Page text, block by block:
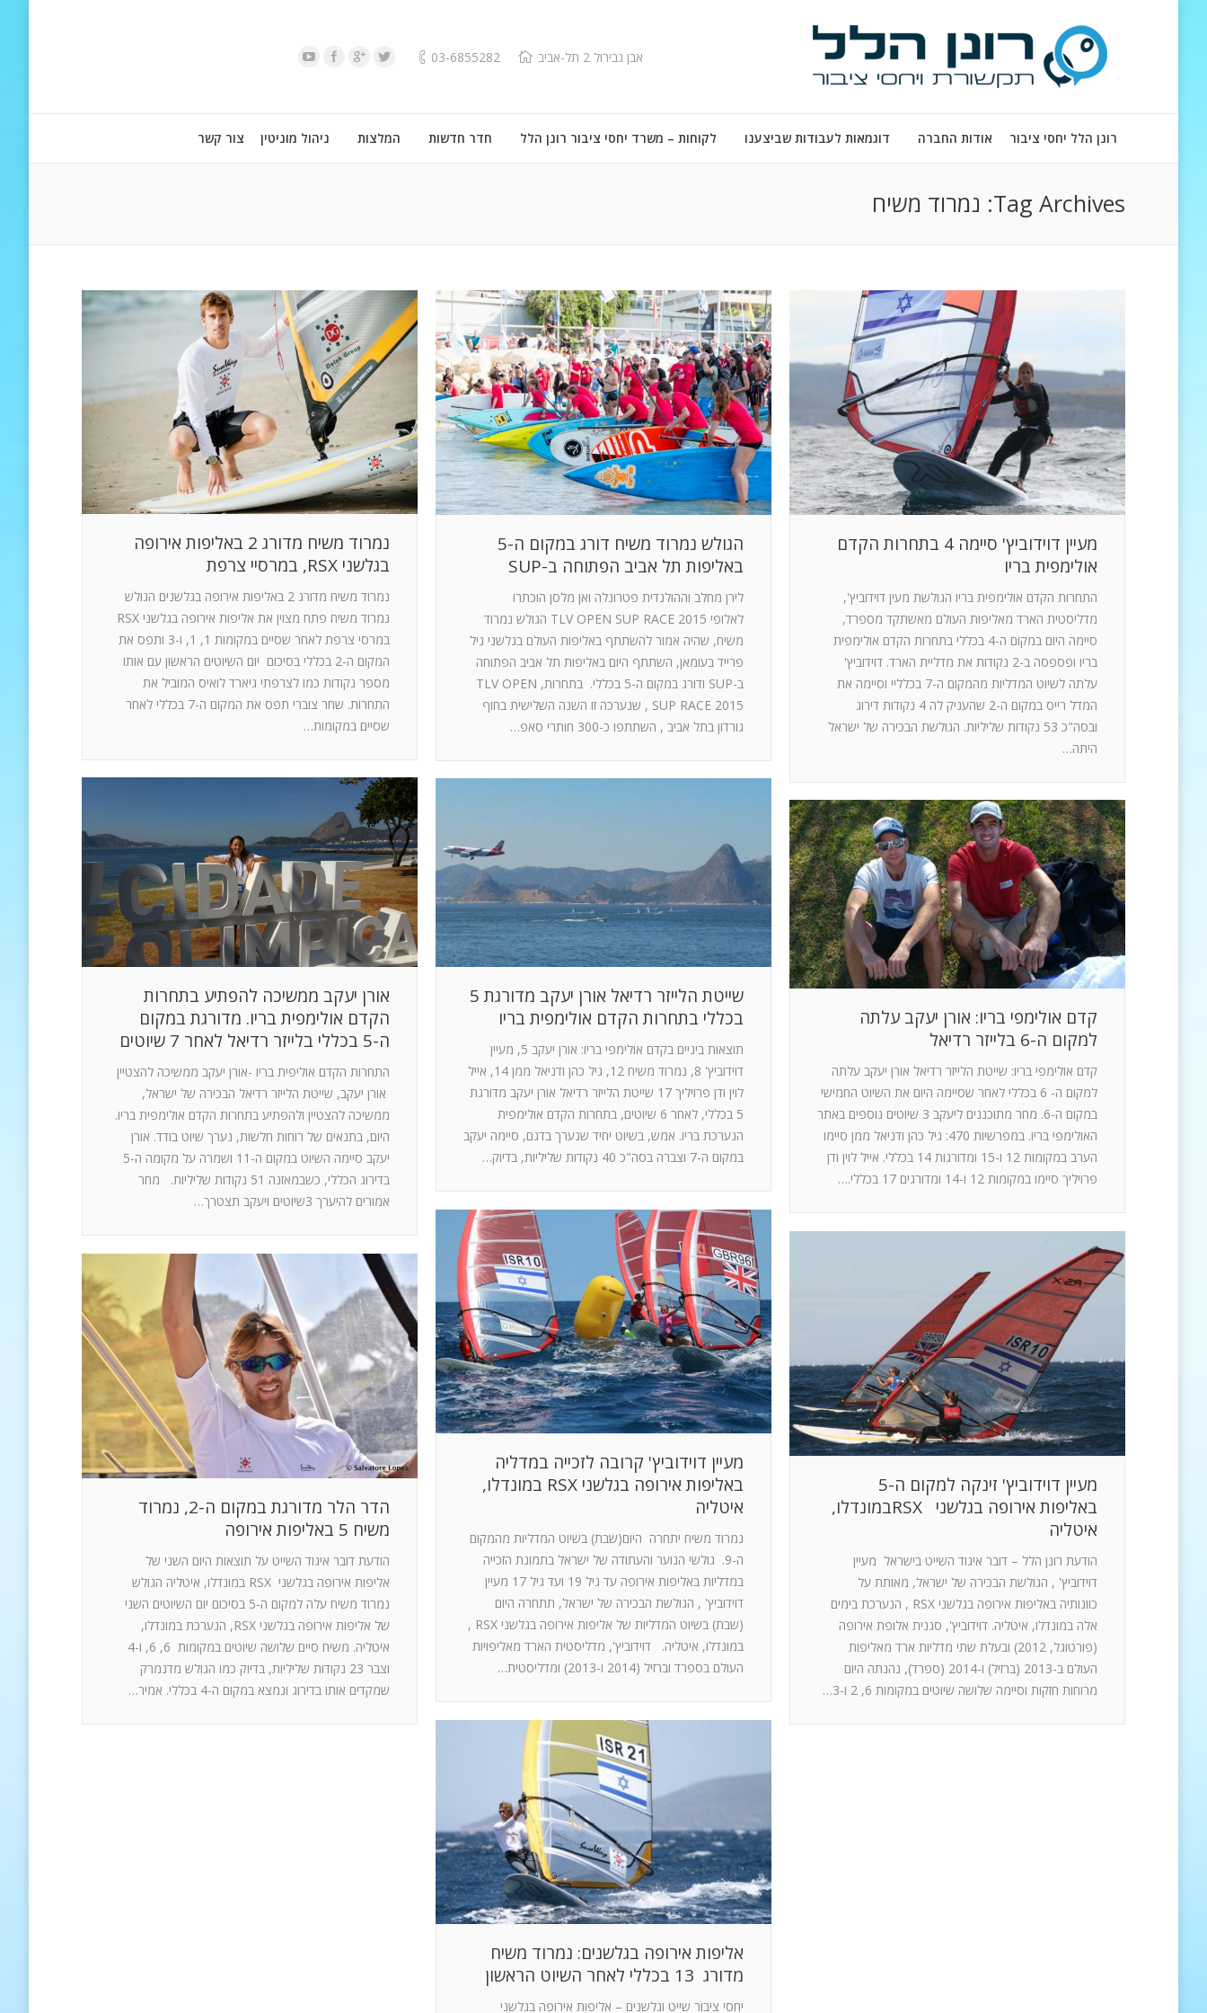
אבן גבירול 2 תל-אביב 03-6855282
רונן הלל יחסי ציבור אודות החברה דוגמאות לעבודות שביצענו לקוחות – משרד יחסי ציבור רונן הלל חדר חדשות המלצות ניהול מוניטין צור קשר
Tag Archives: נמרוד משיח
נמרוד משיח מדורג 2 באליפות אירופה
בגלשני RSX, במרסיי צרפת
נמרוד משיח מדורג 2 באליפות אירופה בגלשנים הגולש
נמרוד משיח פתח מצוין את אליפות אירופה בגלשני RSX
במרסי צרפת לאחר שסיים במקומות 1, 1, ו-3 ותפס את
המקום ה-2 בכללי בסיכום יום השיוטים הראשון עם אותו
מספר נקודות כמו לצרפתי גיארד לואיס המוביל את
התחרות. שחר צוברי תפס את המקום ה-7 בכללי לאחר
שסיים במקומות…
הגולש נמרוד משיח דורג במקום ה-5
באליפות תל אביב הפתוחה ב-SUP
לירן מחלב וההולנדית פטרונלה ואן מלסן הוכתרו
לאלופי TLV OPEN SUP RACE 2015 הגולש נמרוד
משיח, שהיה אמור להשתתף באליפות העולם בגלשני ניל
פרייד בעומאן, השתתף היום באליפות תל אביב הפתוחה
ב-SUP ודורג במקום ה-5 בכללי. בתחרות, TLV OPEN
SUP RACE 2015 , שנערכה זו השנה השלישית בחוף
גורדון בתל אביב , השתתפו כ-300 חותרי סאפ…
מעיין דוידוביץ' סיימה 4 בתחרות הקדם
אולימפית בריו
התחרות הקדם אולימפית בריו הגולשת מעין דוידוביץ',
מדליסטית הארד מאליפות העולם מאשתקד מספרד,
סיימה היום במקום ה-4 בכללי בתחרות הקדם אולימפית
בריו ופספסה ב-2 נקודות את מדליית הארד. דוידוביץ'
עלתה לשיוט המדליות מהמקום ה-7 בכלליי וסיימה את
המדל רייס במקום ה-2 שהעניק לה 4 נקודות דירוג
ובסה"כ 53 נקודות שליליות. הגולשת הבכירה של ישראל
היתה…
אורן יעקב ממשיכה להפתיע בתחרות
הקדם אולימפית בריו. מדורגת במקום
ה-5 בכללי בלייזר רדיאל לאחר 7 שיוטים
התחרות הקדם אוליפית בריו -אורן יעקב ממשיכה להצטיין
אורן יעקב, שייטת הלייזר רדיאל הבכירה של ישראל,
ממשיכה להצטיין ולהפתיע בתחרות הקדם אולימפית בריו.
היום, בתנאים של רוחות חלשות, נערך שיוט בודד. אורן
יעקב סיימה השיוט במקום ה-11 ושמרה על מקומה ה-5
בדירוג הכללי, כשבמאזנה 51 נקודות שליליות. מחר
אמורים להיערך 3שיוטים ויעקב תצטרך…
שייטת הלייזר רדיאל אורן יעקב מדורגת 5
בכללי בתחרות הקדם אולימפית בריו
תוצאות ביניים בקדם אולימפי בריו: אורן יעקב 5, מעיין
דוידוביץ' 8, נמרוד משיח 12, גיל כהן ודניאל ממן 14, אייל
לוין ודן פרויליך 17 שייטת הלייזר רדיאל אורן יעקב מדורגת
5 בכללי, לאחר 6 שיוטים, בתחרות הקדם אולימפית
הנערכת בריו. אמש, בשיוט יחיד שנערך בדגם, סיימה יעקב
במקום ה-7 וצברה בסה"כ 40 נקודות שליליות, בדיוק…
קדם אולימפי בריו: אורן יעקב עלתה
למקום ה-6 בלייזר רדיאל
קדם אולימפי בריו: שייטת הלייזר רדיאל אורן יעקב עלתה
למקום ה- 6 בכללי לאחר שסיימה היום את השיוט החמישי
במקום ה-6. מחר מתוכננים ליעקב 3 שיוטים נוספים באתר
האולימפי בריו. במפרשיות 470: גיל כהן ודניאל ממן סיימו
הערב במקומות 12 ו-15 ומדורגות 14 בכללי. אייל לוין ודן
פרויליך סיימו במקומות 12 ו-14 ומדורגים 17 בכללי.…
מעיין דוידוביץ' קרובה לזכייה במדליה
באליפות אירופה בגלשני RSX במונדלו,
איטליה
נמרוד משיח יתחרה היום(שבת) בשיוט המדליות מהמקום
ה-9. גולשי הנוער והעתודה של ישראל בתמונת הזכייה
במדליות באליפות אירופה עד גיל 19 ועד גיל 17 מעיין
דוידוביץ' , הגולשת הבכירה של ישראל, תתחרה היום
(שבת) בשיוט המדליות של אליפות אירופה בגלשני RSX ,
במונדלו, איטליה. דוידוביץ', מדליסטית הארד מאליפויות
העולם בספרד וברזיל (2014 ו-2013) ומדליסטית…
מעיין דוידוביץ' זינקה למקום ה-5
באליפות אירופה בגלשני RSXבמונדלו,
איטליה
הודעת רונן הלל – דובר איגוד השייט בישראל מעיין
דוידוביץ' , הגולשת הבכירה של ישראל, מאותת על
כוונותיה באליפות אירופה בגלשני RSX , הנערכת בימים
אלה במונדלו, איטליה. דוידוביץ', סגנית אלופת אירופה
(פורטוגל, 2012) ובעלת שתי מדליות ארד מאליפות
העולם ב-2013 (ברזיל) ו-2014 (ספרד), נהנתה היום
מרוחות חזקות וסיימה שלושה שיוטים במקומות 6, 2 ו-3…
הדר הלר מדורגת במקום ה-2, נמרוד
משיח 5 באליפות אירופה
הודעת דובר איגוד השייט על תוצאות היום השני של
אליפות אירופה בגלשני RSX במונדלו, איטליה הגולש
נמרוד משיח עלה למקום ה-5 בסיכום יום השיוטים השני
של אליפות אירופה בגלשני RSX, הנערכת במונדלו,
איטליה. משיח סיים שלושה שיוטים במקומות 6, 6, ו-4
וצבר 23 נקודות שליליות, בדיוק כמו הגולש מדנמרק
שמקדים אותו בדירוג ונמצא במקום ה-4 בכללי. אמיר…
אליפות אירופה בגלשנים: נמרוד משיח
מדורג 13 בכללי לאחר השיוט הראשון
יחסי ציבור שייט וגלשנים – אליפות אירופה בגלשני